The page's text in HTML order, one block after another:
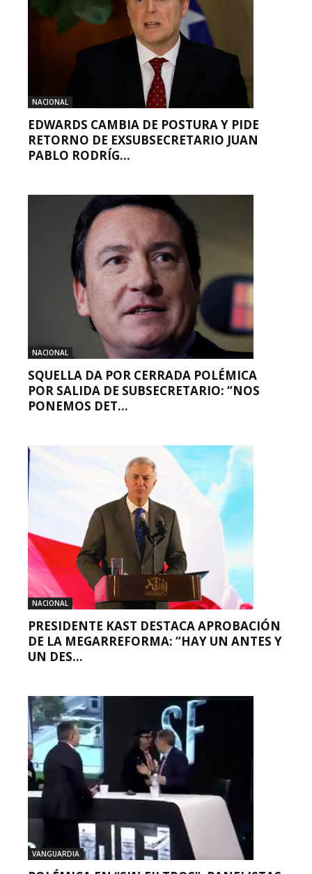
NACIONAL
EDWARDS CAMBIA DE POSTURA Y PIDE
RETORNO DE EXSUBSECRETARIO JUAN
PABLO RODRÍG...
NACIONAL
SQUELLA DA POR CERRADA POLÉMICA
POR SALIDA DE SUBSECRETARIO: “NOS
PONEMOS DET...
NACIONAL
PRESIDENTE KAST DESTACA APROBACIÓN
DE LA MEGARREFORMA: “HAY UN ANTES Y
UN DES...
VANGUARDIA